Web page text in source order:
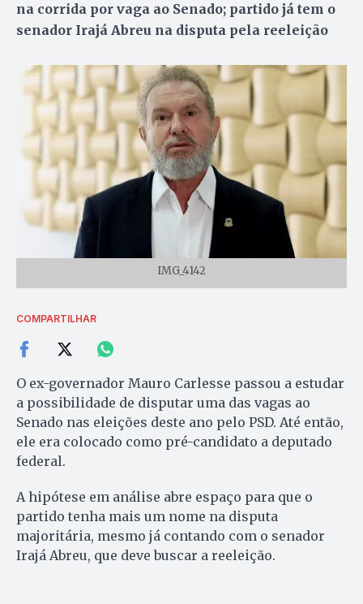
na corrida por vaga ao Senado; partido já tem o
senador Irajá Abreu na disputa pela reeleição
IMG_4142
COMPARTILHAR
O ex-governador Mauro Carlesse passou a estudar
a possibilidade de disputar uma das vagas ao
Senado nas eleições deste ano pelo PSD. Até então,
ele era colocado como pré-candidato a deputado
federal.
A hipótese em análise abre espaço para que o
partido tenha mais um nome na disputa
majoritária, mesmo já contando com o senador
Irajá Abreu, que deve buscar a reeleição.